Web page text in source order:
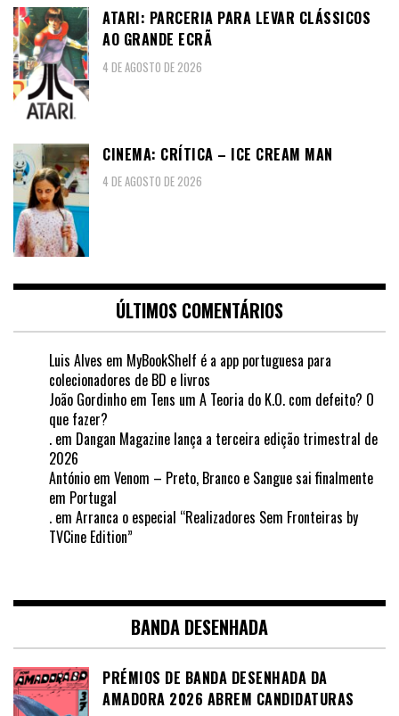
ATARI: PARCERIA PARA LEVAR CLÁSSICOS
AO GRANDE ECRÃ
4 DE AGOSTO DE 2026
CINEMA: CRÍTICA – ICE CREAM MAN
4 DE AGOSTO DE 2026
ÚLTIMOS COMENTÁRIOS
Luis Alves em MyBookShelf é a app portuguesa para
colecionadores de BD e livros
João Gordinho em Tens um A Teoria do K.O. com defeito? O
que fazer?
. em Dangan Magazine lança a terceira edição trimestral de
2026
António em Venom – Preto, Branco e Sangue sai finalmente
em Portugal
. em Arranca o especial “Realizadores Sem Fronteiras by
TVCine Edition”
BANDA DESENHADA
PRÉMIOS DE BANDA DESENHADA DA
AMADORA 2026 ABREM CANDIDATURAS